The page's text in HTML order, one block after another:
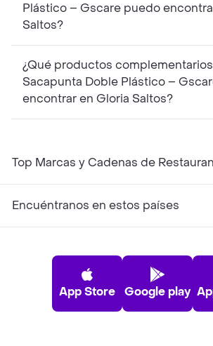
Plástico – Gscare puedo
Saltos?
¿Qué productos
Sacapunta Doble Plástico –
encontrar en Gloria Saltos?
Top Marcas y Cadenas de
Encuéntranos en estos países
App Store Google play